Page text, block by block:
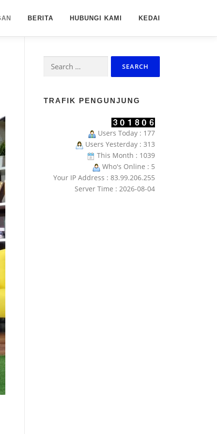
BERITA HUBUNGI KAMI KEDAI
for:
TRAFIK PENGUNJUNG
Users Today : 177
Users Yesterday : 313
This Month : 1039
Who's Online : 5
Your IP Address : 83.99.206.255
Server Time : 2026-08-04